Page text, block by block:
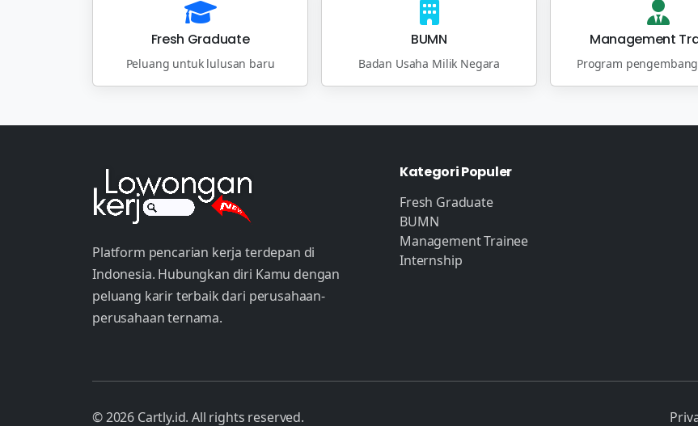
Fresh Graduate
Peluang untuk lulusan baru
BUMN
Badan Usaha Milik Negara
Management
Program
Platform pencarian kerja terdepan di
Indonesia. Hubungkan diri Kamu dengan
peluang karir terbaik dari perusahaan-
perusahaan ternama.
Kategori Populer
Fresh Graduate
BUMN
Management Trainee
Internship
© 2026 Cartly.id. All rights reserved.